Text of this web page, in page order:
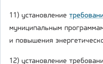
11) установление
муниципальным
и повышения
12) установление